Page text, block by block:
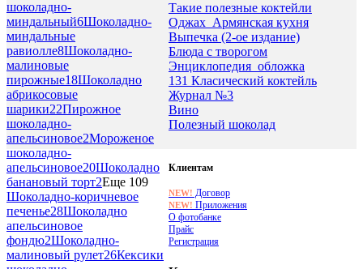
шоколадно-
миндальный6Шоколадно-
миндальные
равиолле8Шоколадно-
малиновые
пирожные18Шоколадно
абрикосовые
шарики22Пирожное
шоколадно-
апельсиновое2Мороженое
шоколадно-
апельсиновое20Шоколадно
банановый торт2Еще 109
Шоколадно-коричневое
печенье28Шоколадно
апельсиновое
фондю2Шоколадно-
малиновый рулет26Кексики
Такие полезные коктейли
Оджах_Армянская кухня
Выпечка (2-ое издание)
Блюда с творогом
Энциклопедия_обложка
131 Класический коктейль
Журнал №3
Вино
Полезный шоколад
Клиентам
NEW! Договор
NEW! Приложения
О фотобанке
Прайс
Регистрация